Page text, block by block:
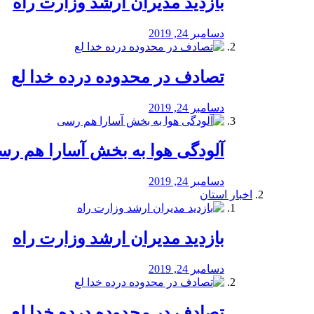
دسامبر 24, 2019
تصادف در محدوده درده خدا لع
دسامبر 24, 2019
آلودگی هوا به بخش آسارا هم
دسامبر 24, 2019
اخبار استان
بازدید مدیران ارشد وزارت راه
دسامبر 24, 2019